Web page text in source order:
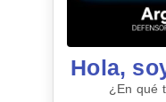
Hola,
¿En qué